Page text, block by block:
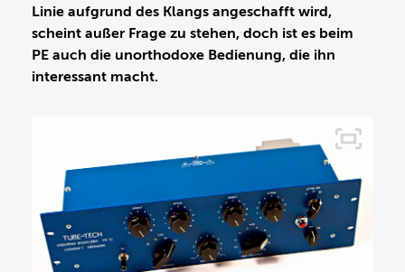
Linie aufgrund des Klangs angeschafft wird,
scheint außer Frage zu stehen, doch ist es beim
PE auch die unorthodoxe Bedienung, die ihn
interessant macht.